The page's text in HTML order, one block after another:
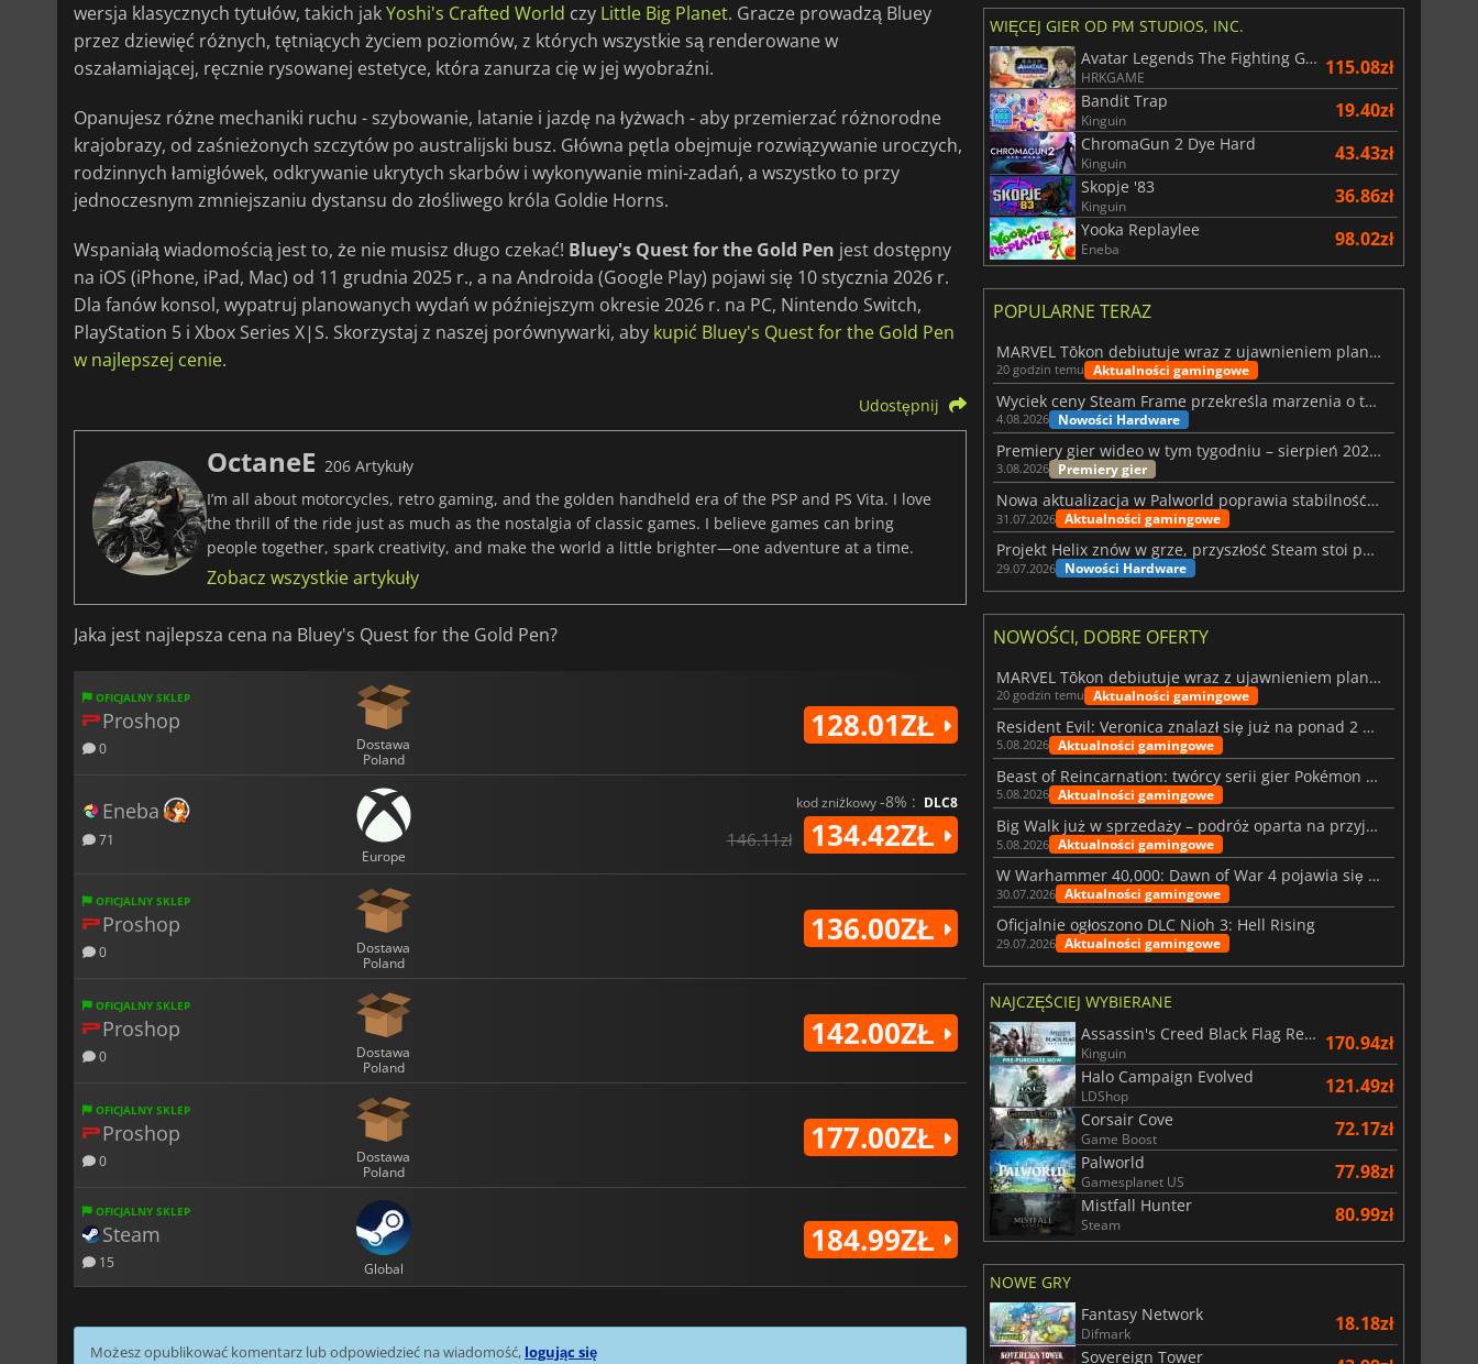
wersja klasycznych tytułów, takich jakYoshi's Crafted World czy Little Big Planet. Gracze prowadzą Bluey
przez dziewięć różnych, tętniących życiem poziomów, z których wszystkie są renderowane w
oszałamiającej, ręcznie rysowanej estetyce, która zanurza cię w jej wyobraźni.
Opanujesz różne mechaniki ruchu - szybowanie, latanie i jazdę na łyżwach - aby przemierzać różnorodne
krajobrazy, od zaśnieżonych szczytów po australijski busz. Główna pętla obejmuje rozwiązywanie uroczych,
rodzinnych łamigłówek, odkrywanie ukrytych skarbów i wykonywanie mini-zadań, a wszystko to przy
jednoczesnym zmniejszaniu dystansu do złośliwego króla Goldie Horns.
Wspaniałą wiadomością jest to, że nie musisz długo czekać! Bluey's Quest for the Gold Pen jest dostępny
na iOS (iPhone, iPad, Mac) od 11 grudnia 2025 r., a na Androida (Google Play) pojawi się 10 stycznia 2026 r.
Dla fanów konsol, wypatruj planowanych wydań w późniejszym okresie 2026 r. na PC, Nintendo Switch,
PlayStation 5 i Xbox Series X|S. Skorzystaj z naszej porównywarki, aby kupić Bluey's Quest for the Gold Pen
w najlepszej cenie.
Udostępnij
OctaneE 206 Artykuły
I’m all about motorcycles, retro gaming, and the golden handheld era of the PSP and PS Vita. I love
the thrill of the ride just as much as the nostalgia of classic games. I believe games can bring
people together, spark creativity, and make the world a little brighter—one adventure at a time.
Zobacz wszystkie artykuły
Jaka jest najlepsza cena na Bluey's Quest for the Gold Pen?
OFICJALNY SKLEP
Proshop
0
Dostawa
Poland
128.01ZŁ
Eneba
71
Europe
kod zniżkowy-8% : DLC8
146.11zł 134.42ZŁ
OFICJALNY SKLEP
Proshop
0
Dostawa
Poland
136.00ZŁ
OFICJALNY SKLEP
Proshop
0
Dostawa
Poland
142.00ZŁ
OFICJALNY SKLEP
Proshop
0
Dostawa
Poland
177.00ZŁ
OFICJALNY SKLEP
Steam
15 Global
184.99ZŁ
Możesz opublikować komentarz lub odpowiedzieć na wiadomość, logując się
WIĘCEJ GIER OD PM STUDIOS, INC.
Avatar Legends The Fighting Game
HRKGAME 115.08zł
Bandit Trap
Kinguin 19.40zł
ChromaGun 2 Dye Hard
Kinguin 43.43zł
Skopje '83
Kinguin 36.86zł
Yooka Replaylee
Eneba 98.02zł
POPULARNE TERAZ
MARVEL Tōkon debiutuje wraz z ujawnieniem planu rozwoju na pierwszy rok
20 godzin temu Aktualności gamingowe
Wyciek ceny Steam Frame przekreśla marzenia o tanim zestawie VR
4.08.2026 Nowości Hardware
Premiery gier wideo w tym tygodniu – sierpień 2026 r. (32. tydzień)
3.08.2026 Premiery gier
Nowa aktualizacja w Palworld poprawia stabilność Sunreach i walk z bossami
31.07.2026 Aktualności gamingowe
Projekt Helix znów w grze, przyszłość Steam stoi pod znakiem zapytania
29.07.2026 Nowości Hardware
NOWOŚCI, DOBRE OFERTY
MARVEL Tōkon debiutuje wraz z ujawnieniem planu rozwoju na pierwszy rok
20 godzin temu Aktualności gamingowe
Resident Evil: Veronica znalazł się już na ponad 2 milionach list życzeń
5.08.2026 Aktualności gamingowe
Beast of Reincarnation: twórcy serii gier Pokémon wkraczają na nową ścieżkę
5.08.2026 Aktualności gamingowe
Big Walk już w sprzedaży – podróż oparta na przyjaźni
5.08.2026 Aktualności gamingowe
W Warhammer 40,000: Dawn of War 4 pojawia się frakcja Nekronów
30.07.2026 Aktualności gamingowe
Oficjalnie ogłoszono DLC Nioh 3: Hell Rising
29.07.2026 Aktualności gamingowe
NAJCZĘŚCIEJ WYBIERANE
Assassin's Creed Black Flag Resynced
Kinguin 170.94zł
Halo Campaign Evolved
LDShop 121.49zł
Corsair Cove
Game Boost 72.17zł
Palworld
Gamesplanet US 77.98zł
Mistfall Hunter
Steam 80.99zł
NOWE GRY
Fantasy Network
Difmark 18.18zł
Sovereign Tower